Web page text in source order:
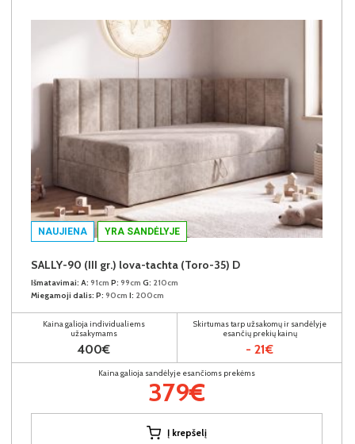
NAUJIENA YRA SANDĖLYJE
SALLY-90 (III gr.) lova-tachta (Toro-35) D
Išmatavimai: A: 91cm P: 99cm G: 210cm
Miegamoji dalis: P: 90cm I: 200cm
Kaina galioja individualiems
užsakymams
400€
Skirtumas tarp užsakomų ir sandėlyje
esančių prekių kainų
- 21€
Kaina galioja sandėlyje esančioms prekėms
379€
Į krepšelį